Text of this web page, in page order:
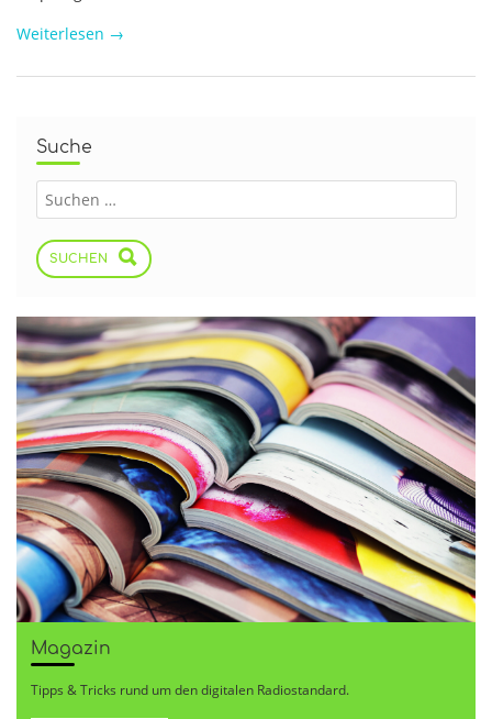
Weiterlesen →
Suche
SUCHEN
Magazin
Tipps & Tricks rund um den digitalen Radiostandard.